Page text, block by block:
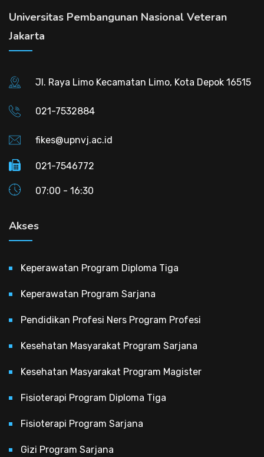
Universitas Pembangunan Nasional Veteran
Jakarta
Jl. Raya Limo Kecamatan Limo, Kota Depok 16515
021-7532884
fikes@upnvj.ac.id
021-7546772
07:00 - 16:30
Akses
Keperawatan Program Diploma Tiga
Keperawatan Program Sarjana
Pendidikan Profesi Ners Program Profesi
Kesehatan Masyarakat Program Sarjana
Kesehatan Masyarakat Program Magister
Fisioterapi Program Diploma Tiga
Fisioterapi Program Sarjana
Gizi Program Sarjana